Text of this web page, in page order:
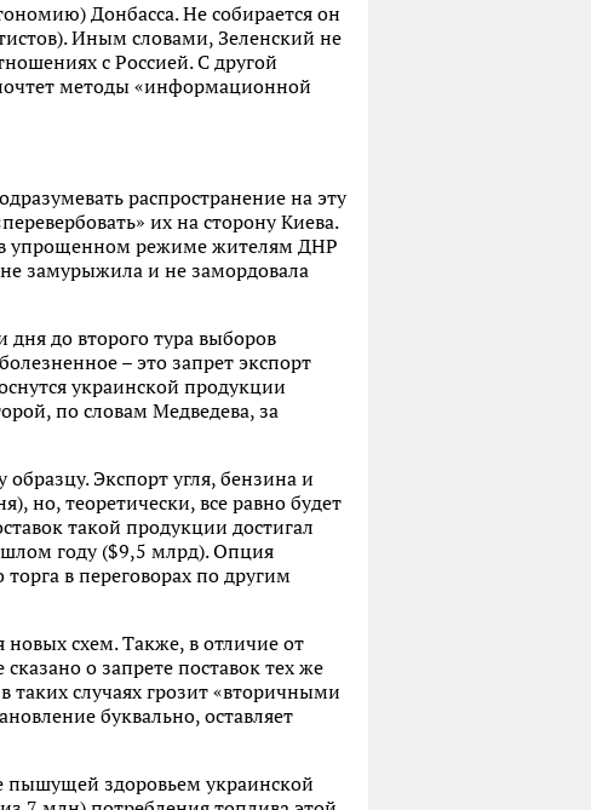
Донбасса. Не собирается он
Иным словами, Зеленский не
с Россией. С другой
методы «информационной
распространение на эту
их на сторону Киева.
в упрощенном режиме жителям ДНР
замурыжила и не замордовала
до второго тура выборов
– это запрет экспорт
украинской продукции
по словам Медведева, за
Экспорт угля, бензина и
но, теоретически, все равно будет
такой продукции достигал
году ($9,5 млрд). Опция
в переговорах по другим
схем. Также, в отличие от
о запрете поставок тех же
таких случаях грозит «вторичными
буквально, оставляет
пышущей здоровьем украинской